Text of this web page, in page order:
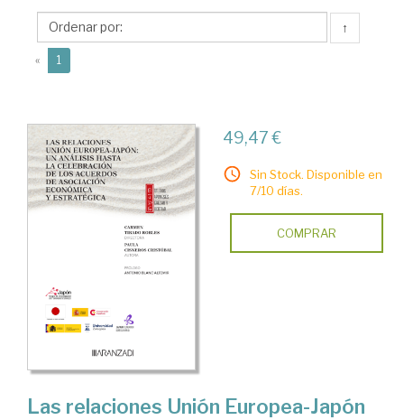
Paula
↑
« 1
49,47 €
Sin Stock. Disponible en
7/10 días.
COMPRAR
Las relaciones Unión Europea-Japón